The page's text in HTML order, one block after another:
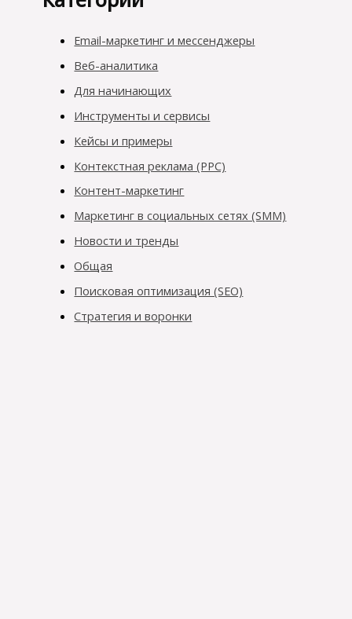
Email-маркетинг и мессенджеры
Веб-аналитика
Для начинающих
Инструменты и сервисы
Кейсы и примеры
Контекстная реклама (PPC)
Контент-маркетинг
Маркетинг в социальных сетях (SMM)
Новости и тренды
Общая
Поисковая оптимизация (SEO)
Стратегия и воронки